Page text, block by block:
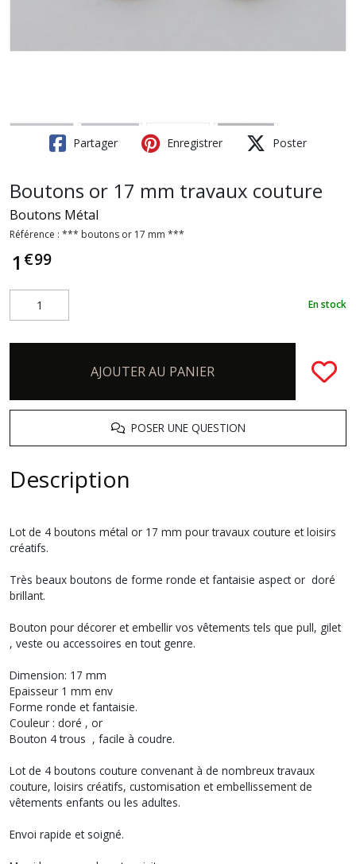
Partager Enregistrer Poster
Boutons or 17 mm travaux couture
Boutons Métal
Référence : *** boutons or 17 mm ***
1 €99
En stock
AJOUTER AU PANIER
POSER UNE QUESTION
Description
Lot de 4 boutons métal or 17 mm pour travaux couture et loisirs
créatifs.
Très beaux boutons de forme ronde et fantaisie aspect or doré
brillant.
Bouton pour décorer et embellir vos vêtements tels que pull, gilet
, veste ou accessoires en tout genre.
Dimension: 17 mm
Epaisseur 1 mm env
Forme ronde et fantaisie.
Couleur : doré , or
Bouton 4 trous , facile à coudre.
Lot de 4 boutons couture convenant à de nombreux travaux
couture, loisirs créatifs, customisation et embellissement de
vêtements enfants ou les adultes.
Envoi rapide et soigné.